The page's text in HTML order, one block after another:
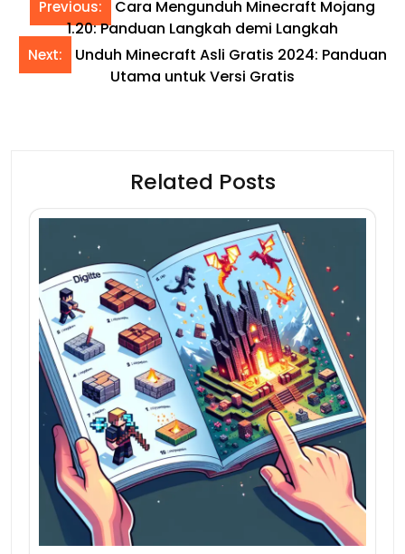
Previous:
Cara Mengunduh Minecraft Mojang
1.20: Panduan Langkah demi Langkah
Next:
Unduh Minecraft Asli Gratis 2024: Panduan
Utama untuk Versi Gratis
Related Posts